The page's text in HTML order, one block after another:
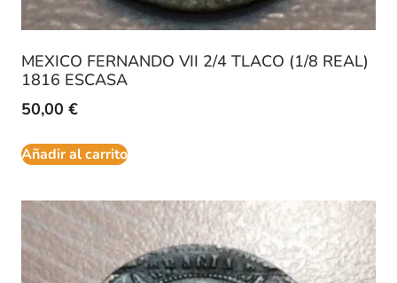
MEXICO FERNANDO VII 2/4 TLACO (1/8 REAL)
1816 ESCASA
50,00 €
Añadir al carrito